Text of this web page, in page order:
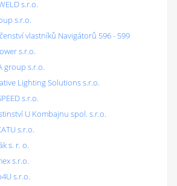
s.r.o.
s.r.o.
vlastníků Navigátorů 596 - 599
s.r.o.
group s.r.o.
Lighting Solutions s.r.o.
s.r.o.
U Kombajnu spol. s.r.o.
s.r.o.
s. r. o.
s.r.o.
s.r.o.